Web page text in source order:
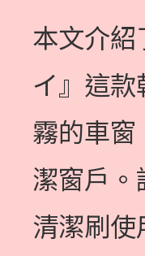
本文介
イ』這
霧的車
潔窗戶
清潔刷